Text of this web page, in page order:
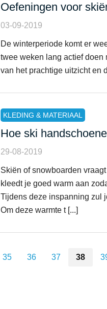
Oefeningen voor
03-09-2019
De winterperiode komt er
twee weken lang actief doen
van het prachtige uitzicht en
KLEDING & MATERIAAL
Hoe ski
29-08-2019
Skiën of snowboarden
kleedt je goed warm aan
Tijdens deze inspanning zul
Om deze warmte t [...]
35 36 37 38